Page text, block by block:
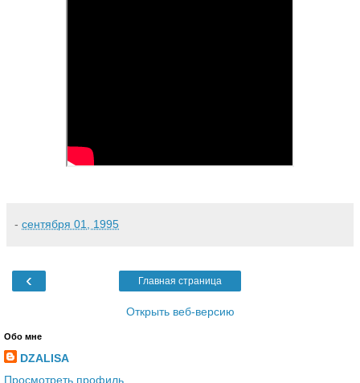
- сентября 01, 1995
‹ Главная страница
Открыть веб-версию
Обо мне
DZALISA
Просмотреть профиль